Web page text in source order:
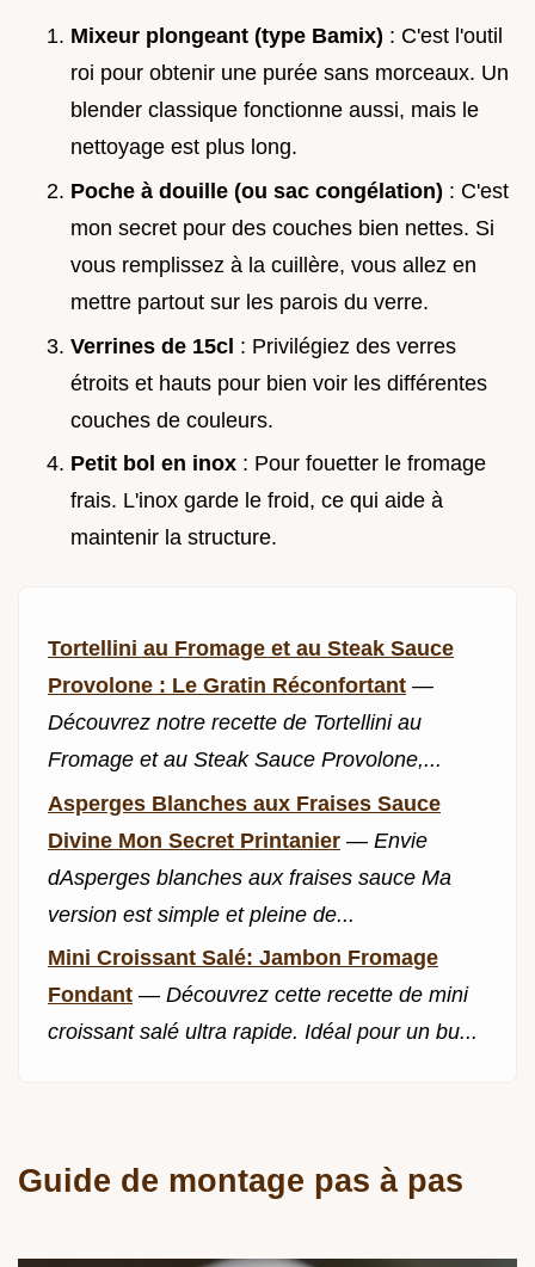
Mixeur plongeant (type Bamix) : C'est l'outil
roi pour obtenir une purée sans morceaux. Un
blender classique fonctionne aussi, mais le
nettoyage est plus long.
Poche à douille (ou sac congélation) : C'est
mon secret pour des couches bien nettes. Si
vous remplissez à la cuillère, vous allez en
mettre partout sur les parois du verre.
Verrines de 15cl : Privilégiez des verres
étroits et hauts pour bien voir les différentes
couches de couleurs.
Petit bol en inox : Pour fouetter le fromage
frais. L'inox garde le froid, ce qui aide à
maintenir la structure.
Tortellini au Fromage et au Steak Sauce
Provolone : Le Gratin Réconfortant —
Découvrez notre recette de Tortellini au
Fromage et au Steak Sauce Provolone,...
Asperges Blanches aux Fraises Sauce
Divine Mon Secret Printanier — Envie
dAsperges blanches aux fraises sauce Ma
version est simple et pleine de...
Mini Croissant Salé: Jambon Fromage
Fondant — Découvrez cette recette de mini
croissant salé ultra rapide. Idéal pour un bu...
Guide de montage pas à pas